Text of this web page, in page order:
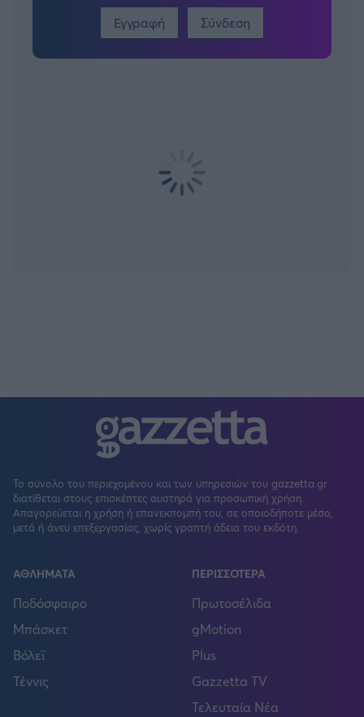
Εγγραφή Σύνδεση
Το σύνολο του περιεχομένου και των υπηρεσιών του gazzetta.gr
διατίθεται στους επισκέπτες αυστηρά για προσωπική χρήση.
Απαγορεύεται η χρήση ή επανεκπομπή του, σε οποιοδήποτε μέσο,
μετά ή άνευ επεξεργασίας, χωρίς γραπτή άδεια του εκδότη.
ΑΘΛΗΜΑΤΑ
Ποδόσφαιρο
Μπάσκετ
Βόλεϊ
Τέννις
ΠΕΡΙΣΣΟΤΕΡΑ
Πρωτοσέλιδα
gMotion
Plus
Gazzetta TV
Τελευταία Νέα